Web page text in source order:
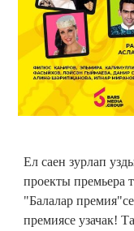
Ел саен зурлап
проекты премьера
"Балалар
премиясе узачак!